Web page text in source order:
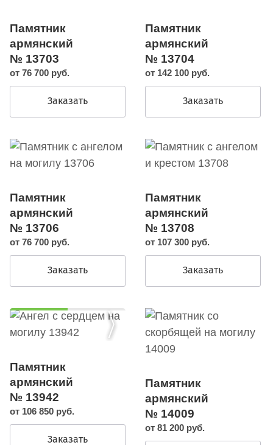
Памятник
армянский
№ 13703
от 76 700 руб.
Заказать
Памятник
армянский
№ 13704
от 142 100 руб.
Заказать
Памятник
армянский
№ 13706
от 76 700 руб.
Заказать
Памятник
армянский
№ 13708
от 107 300 руб.
Заказать
Памятник
армянский
№ 13942
от 106 850 руб.
Заказать
Памятник
армянский
№ 14009
от 81 200 руб.